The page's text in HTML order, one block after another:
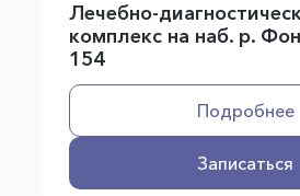
Лечебно-
комплекс на наб. р.
154
Подробнее
Записаться